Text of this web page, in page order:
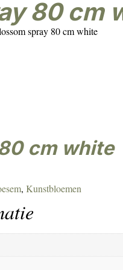
80 cm
spray 80 cm white
cm white
, Kunstbloemen